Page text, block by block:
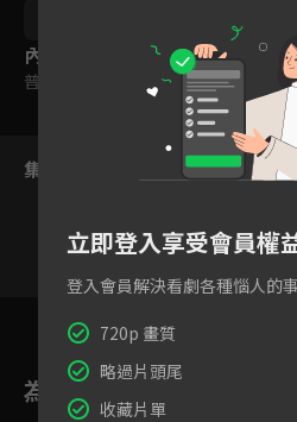
內容標籤
普遍級
集數列表
為您推薦
立即登入享受會員權
登入會員解決看劇各種惱人的
720p 畫質
略過片頭尾
收藏片單